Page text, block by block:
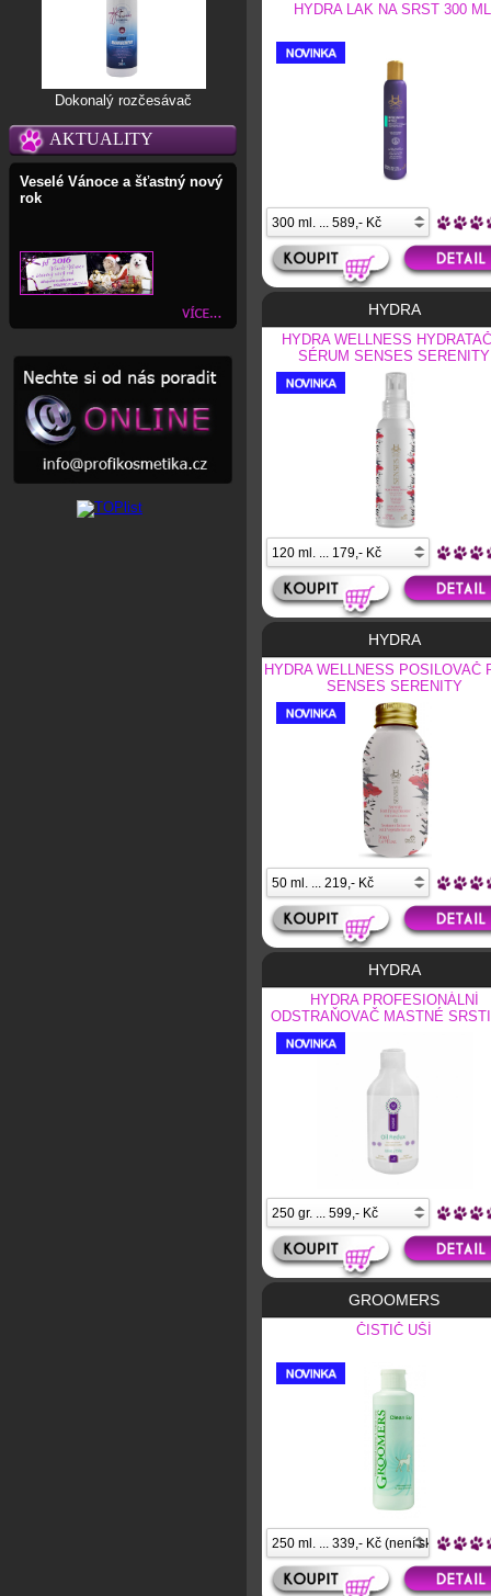
Dokonalý rozčesávač
AKTUALITY
Veselé Vánoce a šťastný nový
rok
HYDRA LAK NA SRST 300
HYDRA
HYDRA WELLNESS
SÉRUM SENSES SERENITY
HYDRA
HYDRA WELLNESS POSILOVAČ
SENSES SERENITY
HYDRA
HYDRA PROFESIONÁLNÍ
ODSTRAŇOVAČ MASTNÉ
GROOMERS
ČISTIČ UŠÍ